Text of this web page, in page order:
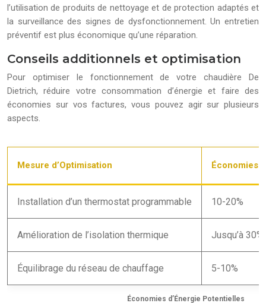
l’utilisation de produits de nettoyage et de protection adaptés et
la surveillance des signes de dysfonctionnement. Un entretien
préventif est plus économique qu’une réparation.
Conseils additionnels et optimisation
Pour optimiser le fonctionnement de votre chaudière De
Dietrich, réduire votre consommation d’énergie et faire des
économies sur vos factures, vous pouvez agir sur plusieurs
aspects.
Économies d’Énergie Potentielles
Mesure d’Optimisation Économies
Installation d’un thermostat programmable 10-20%
Amélioration de l’isolation thermique Jusqu’à 30%
Équilibrage du réseau de chauffage 5-10%